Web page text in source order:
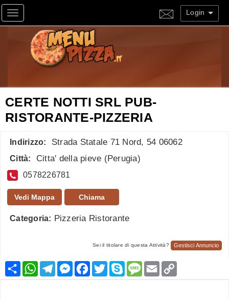
Toggle navigation Login
CERTE NOTTI SRL PUB-
RISTORANTE-PIZZERIA
Indirizzo: Strada Statale 71 Nord, 54 06062
Città: Citta' della pieve (Perugia)
0578226781
Vedi Mappa Chiama
Categoria: Pizzeria Ristorante
Sei il titolare di questa Attività? Gestisci Annuncio
CondividiWhatsApp
TelegramMessenger
Facebook
TwitterSkypeMessage
Email